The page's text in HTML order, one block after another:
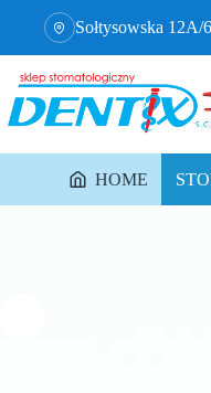
Sołtysowska
HOME